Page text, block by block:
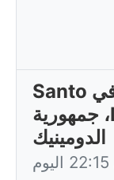
الطقس الحالي في Santo
Domingo Oeste، جمهورية
الدومينيك